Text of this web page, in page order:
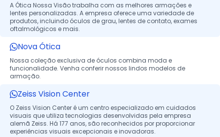
A Ótica Nossa Visão trabalha com as melhores armações e
lentes personalizadas. A empresa oferece uma variedade de
produtos, incluindo óculos de grau, lentes de contato, exames
oftalmológicos e mais.
Nova Ótica
Nossa coleção exclusiva de óculos combina moda e
funcionalidade. Venha conferir nossos lindos modelos de
armação.
Zeiss Vision Center
O Zeiss Vision Center é um centro especializado em cuidados
visuais que utiliza tecnologias desenvolvidas pela empresa
alemã Zeiss. Há 177 anos, são reconhecidos por proporcionar
experiências visuais excepcionais e inovadoras.